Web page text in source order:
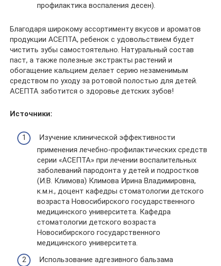
профилактика воспаления десен).
Благодаря широкому ассортименту вкусов и ароматов
продукции АСЕПТА, ребенок с удовольствием будет
чистить зубы самостоятельно. Натуральный состав
паст, а также полезные экстракты растений и
обогащение кальцием делает серию незаменимым
средством по уходу за ротовой полостью для детей.
АСЕПТА заботится о здоровье детских зубов!
Источники:
Изучение клинической эффективности
применения лечебно-профилактических средств
серии «АСЕПТА» при лечении воспалительных
заболеваний пародонта у детей и подростков
(И.В. Климова) Климова Ирина Владимировна,
к.м.н., доцент кафедры стоматологии детского
возраста Новосибирского государственного
медицинского университета. Кафедра
стоматологии детского возраста
Новосибирского государственного
медицинского университета.
Использование адгезивного бальзама